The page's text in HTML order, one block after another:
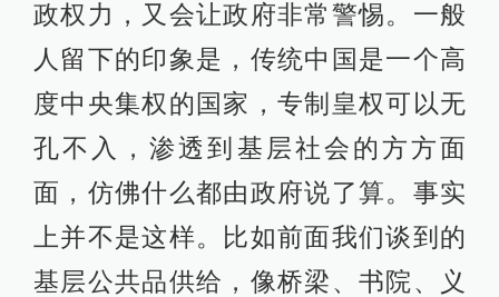
政权力，又会让政府非常警惕。一般
人留下的印象是，传统中国是一个高
度中央集权的国家，专制皇权可以无
孔不入，渗透到基层社会的方方面
面，仿佛什么都由政府说了算。事实
上并不是这样。比如前面我们谈到的
基层公共品供给，像桥梁、书院、义